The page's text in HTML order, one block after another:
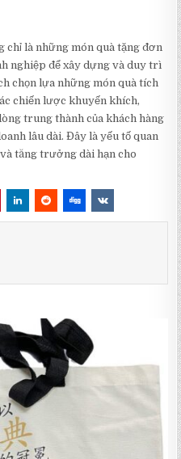
chỉ là những món quà tặng đơn
nghiệp để xây dựng và duy trì
chọn lựa những món quà tích
chiến lược khuyến khích,
trung thành của khách hàng
lâu dài. Đây là yếu tố quan
tăng trưởng dài hạn cho